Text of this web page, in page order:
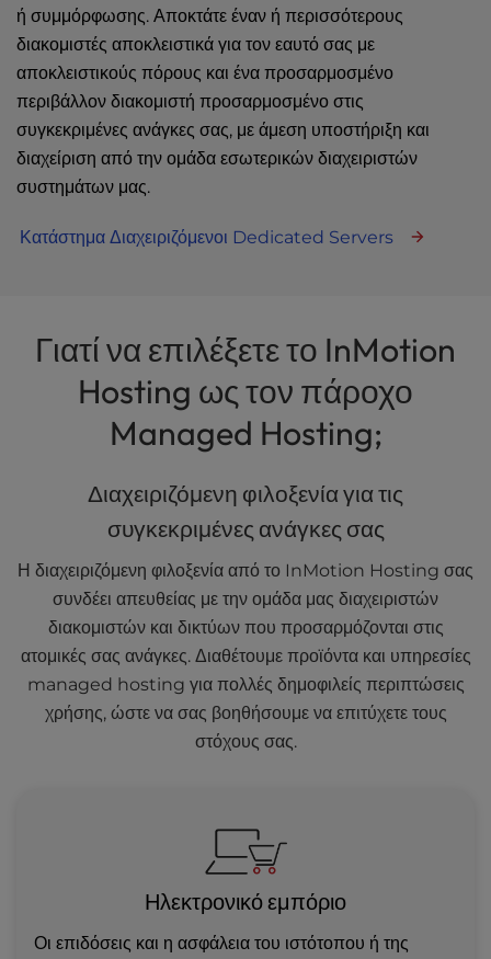
ή συμμόρφωσης. Αποκτάτε έναν ή περισσότερους
διακομιστές αποκλειστικά για τον εαυτό σας με
αποκλειστικούς πόρους και ένα προσαρμοσμένο
περιβάλλον διακομιστή προσαρμοσμένο στις
συγκεκριμένες ανάγκες σας, με άμεση υποστήριξη και
διαχείριση από την ομάδα εσωτερικών διαχειριστών
συστημάτων μας.
Κατάστημα Διαχειριζόμενοι Dedicated Servers
Γιατί να επιλέξετε το InMotion
Hosting ως τον πάροχο
Managed Hosting;
Διαχειριζόμενη φιλοξενία για τις
συγκεκριμένες ανάγκες σας
Η διαχειριζόμενη φιλοξενία από το InMotion Hosting σας
συνδέει απευθείας με την ομάδα μας διαχειριστών
διακομιστών και δικτύων που προσαρμόζονται στις
ατομικές σας ανάγκες. Διαθέτουμε προϊόντα και υπηρεσίες
managed hosting για πολλές δημοφιλείς περιπτώσεις
χρήσης, ώστε να σας βοηθήσουμε να επιτύχετε τους
στόχους σας.
Ηλεκτρονικό εμπόριο
Οι επιδόσεις και η ασφάλεια του ιστότοπου ή της